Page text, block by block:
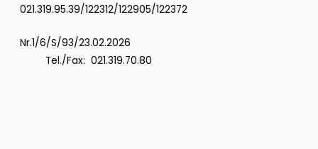
021.319.95.39/122312/122905/122372
Nr.1/6/S/93/23.02.2026
Tel./Fax: 021.319.70.80